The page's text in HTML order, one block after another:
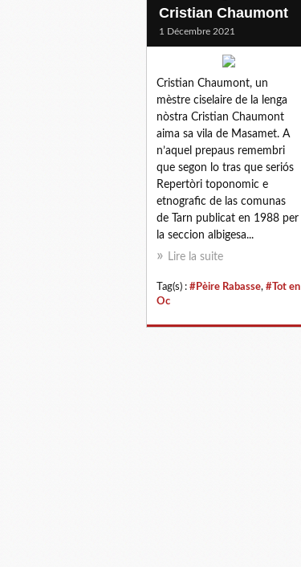
Cristian Chaumont
1 Décembre 2021
Cristian Chaumont, un
mèstre ciselaire de la lenga
nòstra Cristian Chaumont
aima sa vila de Masamet. A
n’aquel prepaus remembri
que segon lo tras que seriós
Repertòri toponomic e
etnografic de las comunas
de Tarn publicat en 1988 per
la seccion albigesa...
Lire la suite
Tag(s) : #Pèire Rabasse, #Tot en
Oc